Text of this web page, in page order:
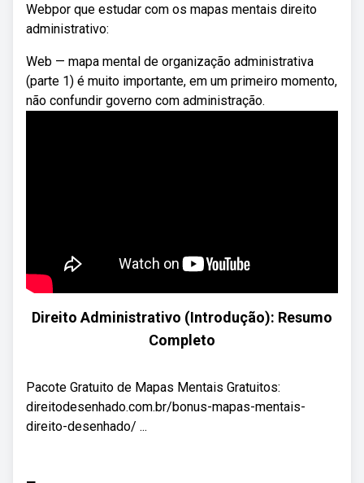
Webpor que estudar com os mapas mentais direito
administrativo:
Web — mapa mental de organização administrativa
(parte 1) é muito importante, em um primeiro momento,
não confundir governo com administração.
Direito Administrativo (Introdução): Resumo
Completo
Pacote Gratuito de Mapas Mentais Gratuitos:
direitodesenhado.com.br/bonus-mapas-mentais-
direito-desenhado/ ...